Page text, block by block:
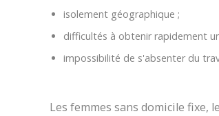
isolement géographique ;
difficultés à obtenir rapidement
impossibilité de s'absenter du
Les femmes sans domicile fixe,